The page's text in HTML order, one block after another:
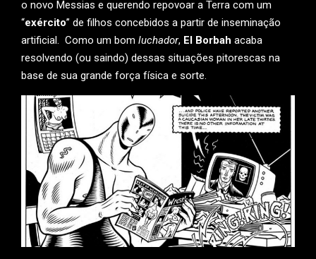
o novo Messias e querendo repovoar a Terra com um
“exército” de filhos concebidos a partir de inseminação
artificial. Como um bom luchador, El Borbah acaba
resolvendo (ou saindo) dessas situações pitorescas na
base de sua grande força física e sorte.